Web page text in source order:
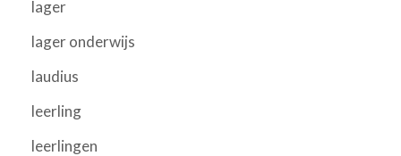
lager
lager onderwijs
laudius
leerling
leerlingen